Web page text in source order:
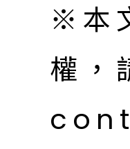
※本
權